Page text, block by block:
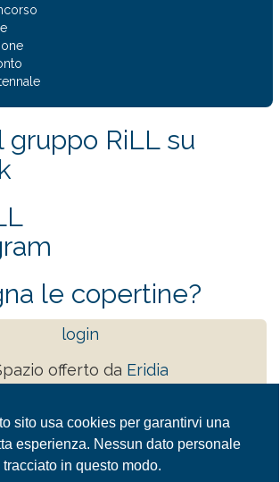
sito usa cookies per garantirvi una
esperienza. Nessun dato personale
in questo modo.
gruppo RiLL su
le copertine?
login
offerto da Eridia
Powered byDrupal
Privacy Policy